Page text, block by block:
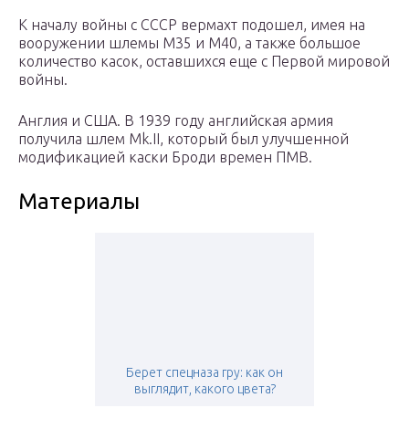
К началу войны с СССР вермахт подошел, имея на
вооружении шлемы М35 и М40, а также большое
количество касок, оставшихся еще с Первой мировой
войны.
Англия и США. В 1939 году английская армия
получила шлем Mk.II, который был улучшенной
модификацией каски Броди времен ПМВ.
Материалы
Берет спецназа гру: как он
выглядит, какого цвета?